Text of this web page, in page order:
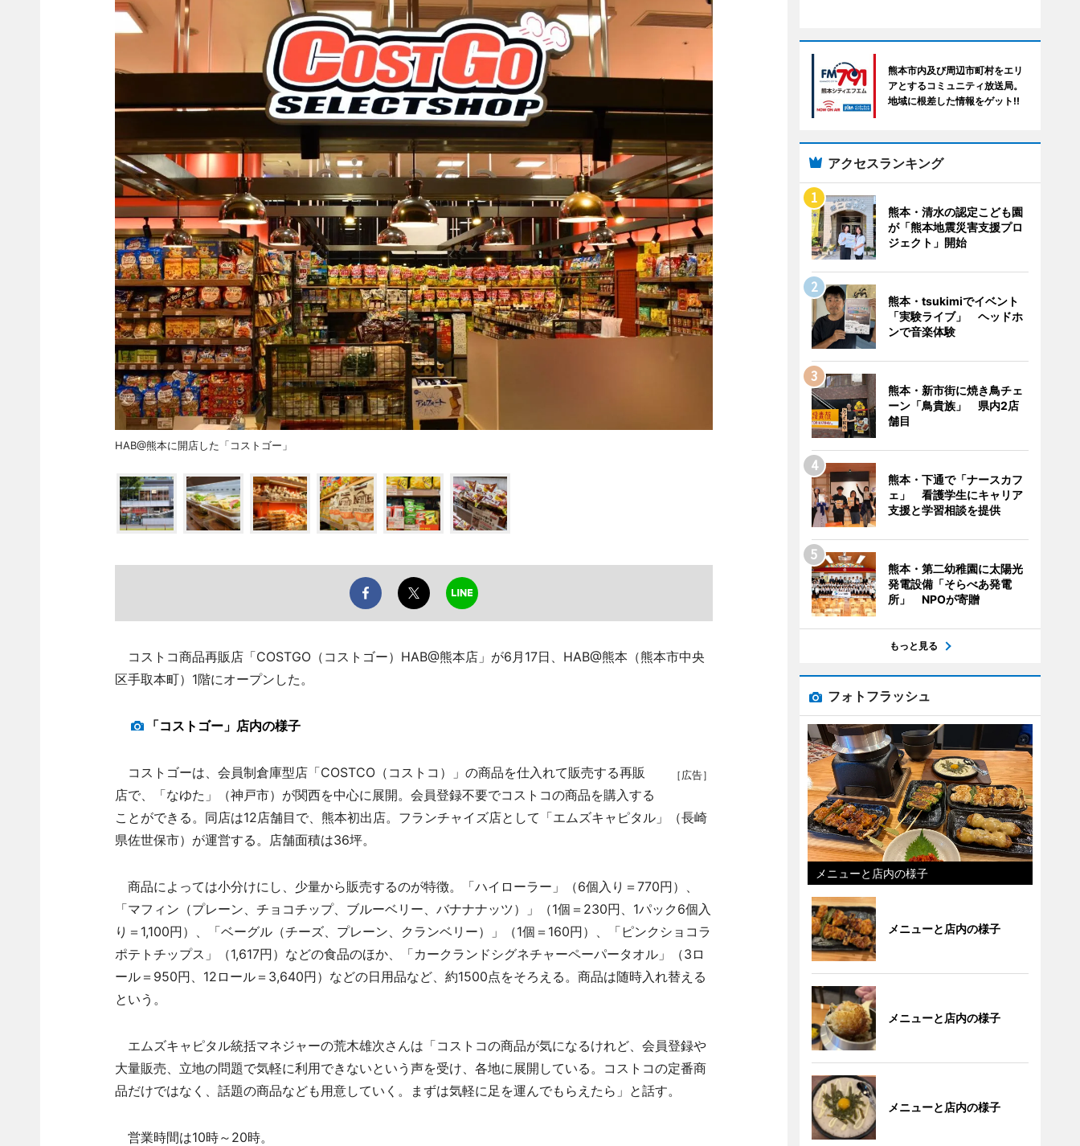
HAB@熊本に開店した「コストゴー」
コストコ商品再販店「COSTGO（コストゴー）HAB@熊本店」が6月17日、HAB@熊本（熊本市中央
区手取本町）1階にオープンした。
「コストゴー」店内の様子
［広告］
コストゴーは、会員制倉庫型店「COSTCO（コストコ）」の商品を仕入れて販売する再販
店で、「なゆた」（神戸市）が関西を中心に展開。会員登録不要でコストコの商品を購入する
ことができる。同店は12店舗目で、熊本初出店。フランチャイズ店として「エムズキャピタル」（長崎
県佐世保市）が運営する。店舗面積は36坪。
商品によっては小分けにし、少量から販売するのが特徴。「ハイローラー」（6個入り＝770円）、
「マフィン（プレーン、チョコチップ、ブルーベリー、バナナナッツ）」（1個＝230円、1パック6個入
り＝1,100円）、「ベーグル（チーズ、プレーン、クランベリー）」（1個＝160円）、「ピンクショコラ
ポテトチップス」（1,617円）などの食品のほか、「カークランドシグネチャーペーパータオル」（3ロ
ール＝950円、12ロール＝3,640円）などの日用品など、約1500点をそろえる。商品は随時入れ替える
という。
エムズキャピタル統括マネジャーの荒木雄次さんは「コストコの商品が気になるけれど、会員登録や
大量販売、立地の問題で気軽に利用できないという声を受け、各地に展開している。コストコの定番商
品だけではなく、話題の商品なども用意していく。まずは気軽に足を運んでもらえたら」と話す。
営業時間は10時～20時。
熊本市内及び周辺市町村をエリ
アとするコミュニティ放送局。
地域に根差した情報をゲット!!
アクセスランキング
熊本・清水の認定こども園
が「熊本地震災害支援プロ
ジェクト」開始
熊本・tsukimiでイベント
「実験ライブ」 ヘッドホ
ンで音楽体験
熊本・新市街に焼き鳥チェ
ーン「鳥貴族」 県内2店
舗目
熊本・下通で「ナースカフ
ェ」 看護学生にキャリア
支援と学習相談を提供
熊本・第二幼稚園に太陽光
発電設備「そらべあ発電
所」 NPOが寄贈
もっと見る
フォトフラッシュ
メニューと店内の様子
メニューと店内の様子
メニューと店内の様子
メニューと店内の様子